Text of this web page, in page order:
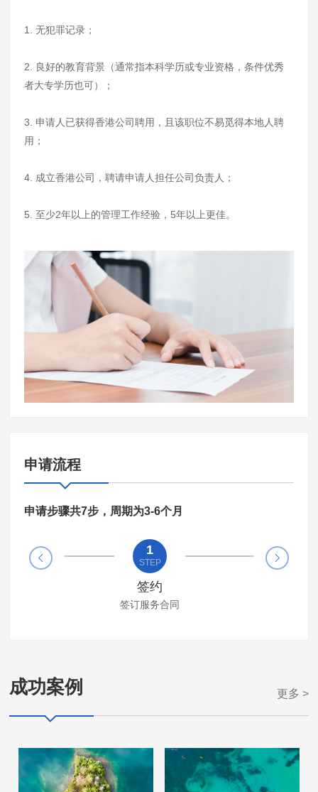
1. 无犯罪记录；
2. 良好的教育背景（通常指本科学历或专业资格，条件优秀
者大专学历也可）；
3. 申请人已获得香港公司聘用，且该职位不易觅得本地人聘
用；
4. 成立香港公司，聘请申请人担任公司负责人；
5. 至少2年以上的管理工作经验，5年以上更佳。
申请流程
申请步骤共7步，周期为3-6个月
1
STEP
签约
签订服务合同
2
STEP
更多 >
成功案例
海外资产配置需求